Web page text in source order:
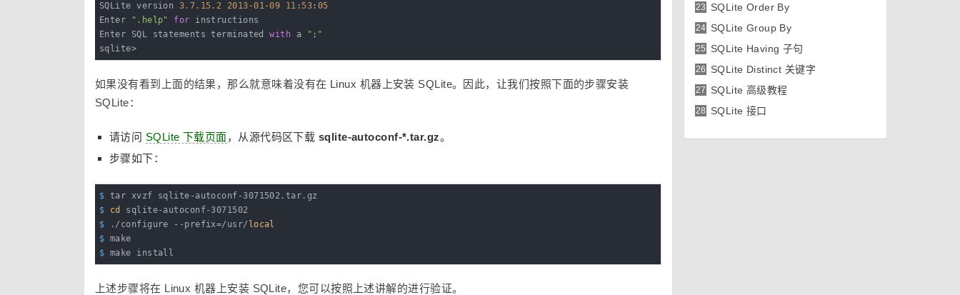
SQLite version 3.7.15.2 2013 -01-09 11 :53 : 05
Enter
".help" for instructions
Enter SQL statements terminated with a
";"
sqlite>
如果没有看到上面的结果，那么就意味着没有在 Linux 机器上安装 SQLite。因此，让我们按照下面的步骤安装
SQLite：
请访问 SQLite 下载页面，从源代码区下载 sqlite-autoconf-*.tar.gz。
步骤如下：
$ tar xvzf sqlite-autoconf-3071502.tar.gz
$
cd
sqlite-autoconf-3071502
$ ./configure --prefix=/usr/ local
$ make
$ make install
上述步骤将在 Linux 机器上安装 SQLite，您可以按照上述讲解的进行验证。
23 SQLite Order By
24 SQLite Group By
25 SQLite Having 子句
26 SQLite Distinct 关键字
27 SQLite 高级教程
28 SQLite 接口